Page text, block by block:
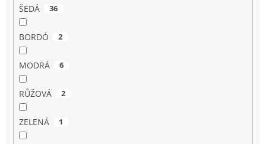
ŠEDÁ 36
BORDÓ 2
MODRÁ 6
RŮŽOVÁ 2
ZELENÁ 1